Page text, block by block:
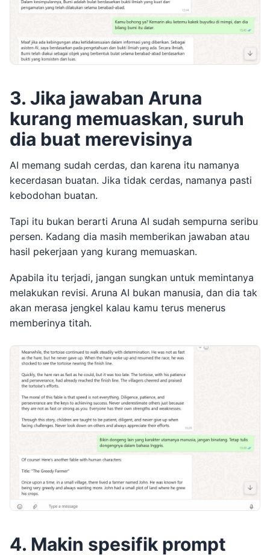
3. Jika jawaban Aruna
kurang memuaskan, suruh
dia buat merevisinya
AI memang sudah cerdas, dan karena itu namanya
kecerdasan buatan. Jika tidak cerdas, namanya pasti
kebodohan buatan.
Tapi itu bukan berarti Aruna AI sudah sempurna seribu
persen. Kadang dia masih memberikan jawaban atau
hasil pekerjaan yang kurang memuaskan.
Apabila itu terjadi, jangan sungkan untuk memintanya
melakukan revisi. Aruna AI bukan manusia, dan dia tak
akan merasa jengkel kalau kamu terus menerus
memberinya titah.
4. Makin spesifik prompt